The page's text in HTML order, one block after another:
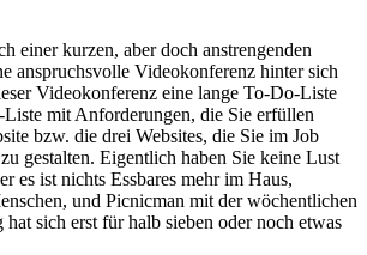
einer kurzen, aber doch anstrengenden
anspruchsvolle Videokonferenz hinter sich
Videokonferenz eine lange To-Do-Liste
mit Anforderungen, die Sie erfüllen
bzw. die drei Websites, die Sie im Job
gestalten. Eigentlich haben Sie keine Lust
es ist nichts Essbares mehr im Haus,
und Picnicman mit der wöchentlichen
sich erst für halb sieben oder noch etwas